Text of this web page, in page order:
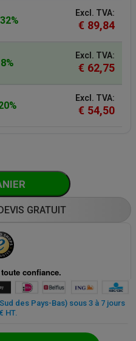
Excl. TVA:
€ 89,84
8%
Excl. TVA:
€ 62,75
Excl. TVA:
€ 54,50
GRATUIT
et à tout moment
des Pays-Bas) sous 3 à 7 jours
HT.